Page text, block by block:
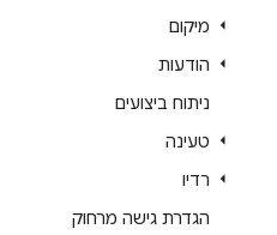
מיקום
הודעות
ניתוח ביצועים
טעינה
רדיו
הגדרת גישה מרחוק